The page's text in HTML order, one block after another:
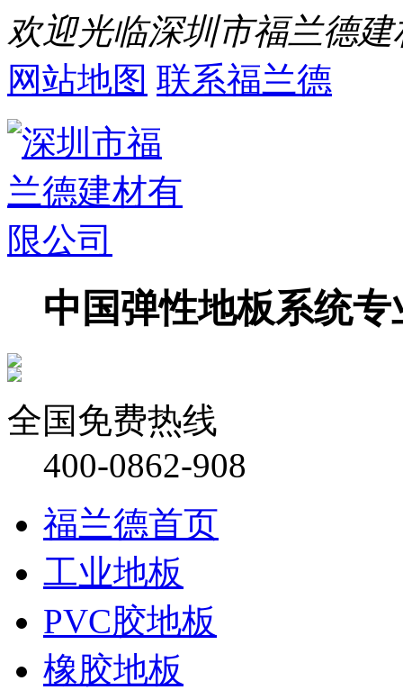
欢迎光临深圳市福兰德
网站地图 联系福兰德
中国弹性地板系统
全国免费热线
400-0862-908
福兰德首页
工业地板
PVC胶地板
橡胶地板